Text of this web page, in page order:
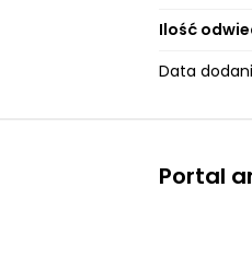
Ilość
Data
Portal